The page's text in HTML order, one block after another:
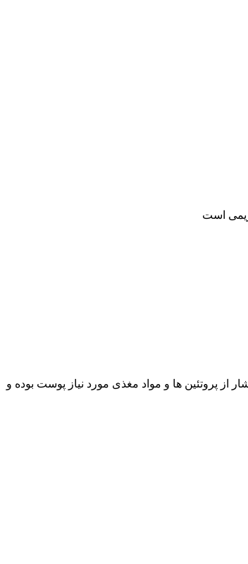
پروتئین ها و مواد مغذی مورد نیاز پوست بوده و